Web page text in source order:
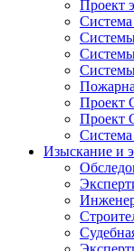
Проект
Проект
Проект
Изыскание и